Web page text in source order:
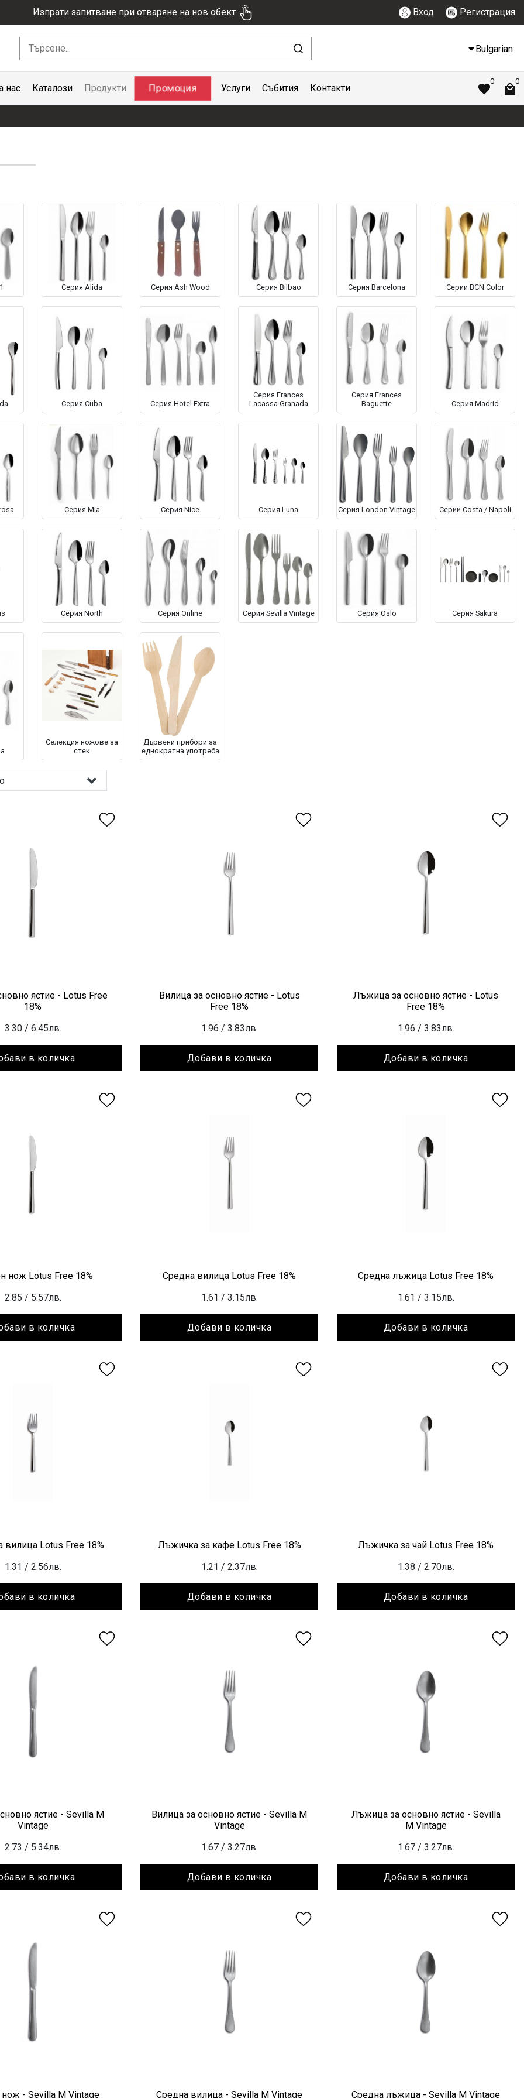
Изпрати запитване при отваряне на нов обект Вход Регистрация
Bulgarian
нас Каталози Продукти Промоция Услуги Събития Контакти
0 0
Серия Alida Серия Ash Wood Серия Bilbao Серия Barcelona Серии BCN Color
Серия Cuba Серия Hotel Extra
Серия Frances
Lacassa Granada
Серия Frances
Baguette
Серия Madrid
Серия Mia Серия Nice Серия Luna Серия London Vintage Серии Costa / Napoli
Серия North Серия Online Серия Sevilla Vintage Серия Oslo Серия Sakura
Селекция ножове за
стек
Дървени прибори за
еднократна употреба
ястие - Lotus Free
18%
3.30 / 6.45лв.
в количка
Вилица за основно ястие - Lotus
Free 18%
1.96 / 3.83лв.
Добави в количка
Лъжица за основно ястие - Lotus
Free 18%
1.96 / 3.83лв.
Добави в количка
нож Lotus Free 18%
2.85 / 5.57лв.
в количка
Средна вилица Lotus Free 18%
1.61 / 3.15лв.
Добави в количка
Средна лъжица Lotus Free 18%
1.61 / 3.15лв.
Добави в количка
вилица Lotus Free 18%
1.31 / 2.56лв.
в количка
Лъжичка за кафе Lotus Free 18%
1.21 / 2.37лв.
Добави в количка
Лъжичка за чай Lotus Free 18%
1.38 / 2.70лв.
Добави в количка
ястие - Sevilla M
Vintage
2.73 / 5.34лв.
в количка
Вилица за основно ястие - Sevilla M
Vintage
1.67 / 3.27лв.
Добави в количка
Лъжица за основно ястие - Sevilla
M Vintage
1.67 / 3.27лв.
Добави в количка
- Sevilla M Vintage Средна вилица - Sevilla M Vintage Средна лъжица - Sevilla M Vintage